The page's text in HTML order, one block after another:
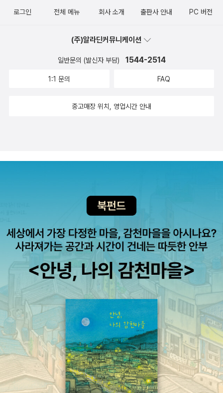
로그인 전체 메뉴 회사 소개 출판사 안내 PC 버전
(주)알라딘커뮤니케이션
일반문의 (발신자 부담) 1544-2514
1:1 문의 FAQ
중고매장 위치, 영업시간 안내